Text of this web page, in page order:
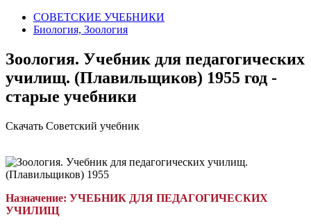
СОВЕТСКИЕ УЧЕБНИКИ
Биология, Зоология
Зоология. Учебник для педагогических
училищ. (Плавильщиков) 1955 год -
старые учебники
Скачать Советский учебник
Назначение: УЧЕБНИК ДЛЯ ПЕДАГОГИЧЕСКИХ
УЧИЛИЩ